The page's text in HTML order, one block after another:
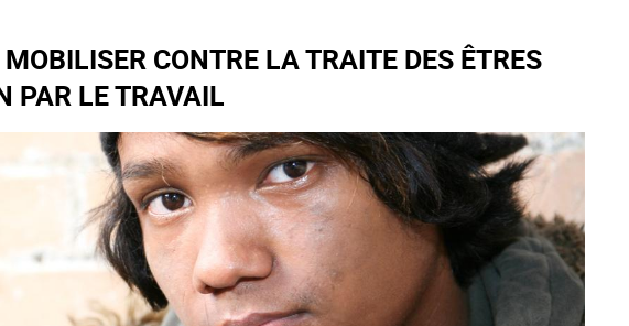
CONTRE LA TRAITE DES ÊTRES
PAR LE TRAVAIL